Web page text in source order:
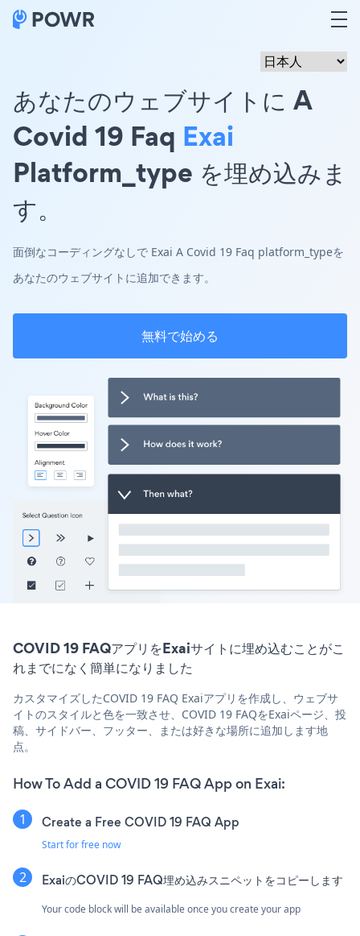
あなたのウェブサイトに A
Covid 19 Faq Exai
Platform_type を埋め込みま
す。
面倒なコーディングなしで Exai A Covid 19 Faq platform_typeを
あなたのウェブサイトに追加できます。
無料で始める
COVID 19 FAQアプリをExaiサイトに埋め込むことがこ
れまでになく簡単になりました
カスタマイズしたCOVID 19 FAQ Exaiアプリを作成し、ウェブサ
イトのスタイルと色を一致させ、COVID 19 FAQをExaiページ、投
稿、サイドバー、フッター、または好きな場所に追加します地
点。
How To Add a COVID 19 FAQ App on Exai:
Create a Free COVID 19 FAQ App
Start for free now
ExaiのCOVID 19 FAQ埋め込みスニペットをコピーします
Your code block will be available once you create your app